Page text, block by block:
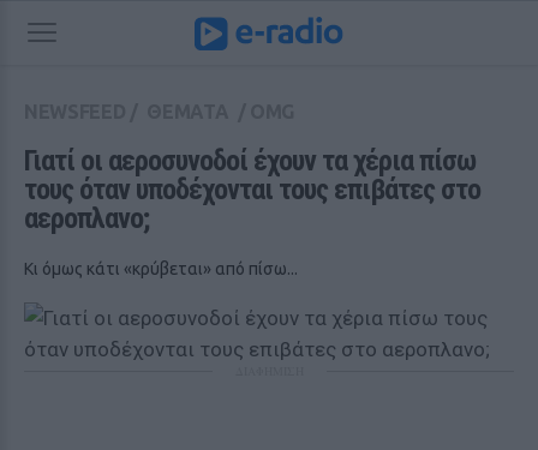
Γιατί οι αεροσυνοδοί έχουν τα χέρια πίσω
τους όταν υποδέχονται τους επιβάτες στο
αεροπλανο;
Κι όμως κάτι «κρύβεται» από πίσω...